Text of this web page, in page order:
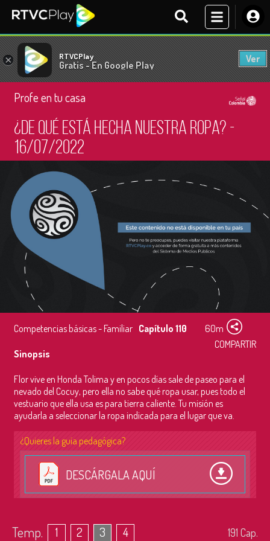
× RTVCPlay
Gratis - En Google Play
Ver
Profe en tu casa
¿De qué está hecha nuestra ropa? -
16/07/2022
Competencias básicas - Familiar Capítulo 110
60m
COMPARTIR
Sinopsis
Flor vive en Honda Tolima y en pocos días sale de paseo para el
nevado del Cocuy, pero ella no sabe qué ropa usar, pues todo el
vestuario que ella usa es para tierra caliente. Tu misión es
ayudarla a seleccionar la ropa indicada para el lugar que va.
¿Quieres la guía pedagógica?
DESCÁRGALA AQUÍ
Temp. 1 2 3 4 191 Cap.